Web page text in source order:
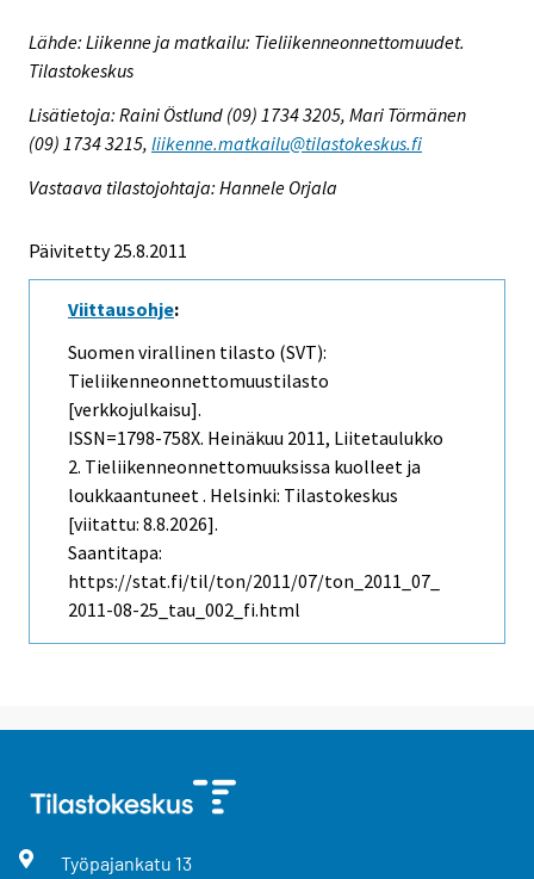
Lähde: Liikenne ja matkailu: Tieliikenneonnettomuudet.
Tilastokeskus
Lisätietoja: Raini Östlund (09) 1734 3205, Mari Törmänen
(09) 1734 3215, liikenne.matkailu@tilastokeskus.fi
Vastaava tilastojohtaja: Hannele Orjala
Päivitetty 25.8.2011
Viittausohje:
Suomen virallinen tilasto (SVT):
Tieliikenneonnettomuustilasto
[verkkojulkaisu].
ISSN=1798-758X. Heinäkuu 2011, Liitetaulukko
2. Tieliikenneonnettomuuksissa kuolleet ja
loukkaantuneet . Helsinki: Tilastokeskus
[viitattu: 8.8.2026].
Saantitapa:
https://stat.fi/til/ton/2011/07/ton_2011_07_
2011-08-25_tau_002_fi.html
Työpajankatu 13